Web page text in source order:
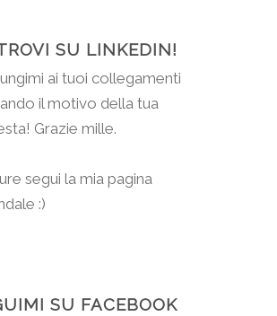
SU LINKEDIN!
ai tuoi collegamenti
il motivo della tua
Grazie mille.
segui la mia pagina
:)
SU FACEBOOK